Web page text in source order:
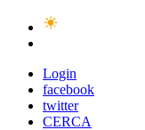
Login
facebook
twitter
CERCA